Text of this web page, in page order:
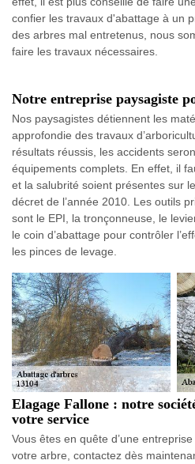
confier les travaux d'abattage à un
des arbres mal entretenus, nous
faire les travaux nécessaires.
Notre entreprise paysagiste
Nos paysagistes détiennent les
approfondie des travaux
résultats réussis, les accidents
équipements complets. En effet, il
et la salubrité soient présentes sur
décret de l’année 2010. Les outils
sont le EPI, la tronçonneuse, le
le coin d’abattage pour contrôler
les pinces de levage.
Elagage Fallone : notre
votre service
Vous êtes en quête d’une
votre arbre, contactez dès